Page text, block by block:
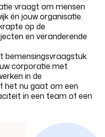
vraagt om mensen
én jouw organisatie.
op de
en veranderende
bemensingsvraagstuk
corporatie met
in de
het nu gaat om een
in een team of een